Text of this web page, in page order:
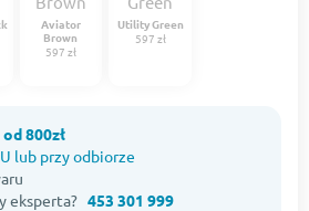
Aviator
Brown
597 zł
Utility Green
597 zł
800zł
lub przy odbiorze
eksperta? 453 301 999